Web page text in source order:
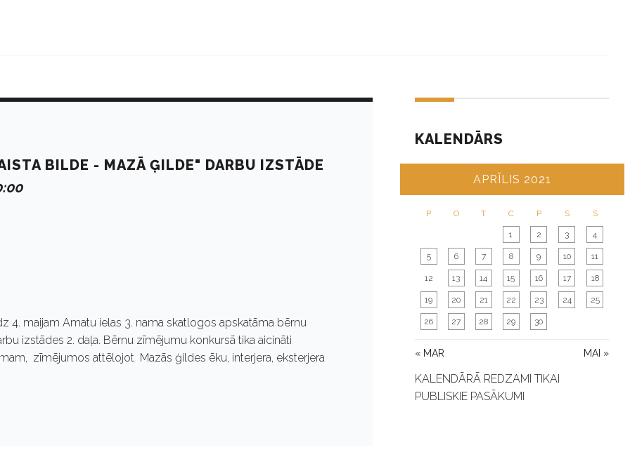
BILDE - MAZĀ ĢILDE" DARBU IZSTĀDE
4. maijam Amatu ielas 3. nama skatlogos apskatāma bērnu
izstādes 2. daļa. Bērnu zīmējumu konkursā tika aicināti
zīmējumos attēlojot Mazās ģildes ēku, interjera, eksterjera
KALENDĀRS
APRĪLIS 2021
P O T C P S S
« MAR MAI »
1 2 3 4
5 6 7 8 9 10 11
12 13 14 15 16 17 18
19 20 21 22 23 24 25
26 27 28 29 30
KALENDĀRĀ REDZAMI TIKAI
PUBLISKIE PASĀKUMI